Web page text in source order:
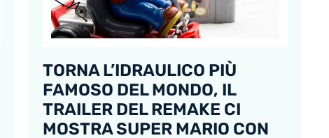
TORNA L’IDRAULICO PIÙ
FAMOSO DEL MONDO, IL
TRAILER DEL REMAKE CI
MOSTRA SUPER MARIO CON